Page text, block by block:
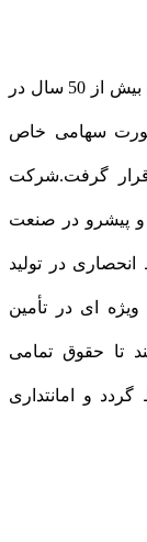
شركت داروسازی اسوه (سهامی عام) با قدمتی بیش از 50 سال در
صورت سهامی خاص
برداری قرار گرفت.شركت
پیشرو در صنعت
در تولید
ای در تأمین
تا حقوق تمامی
و امانتداری